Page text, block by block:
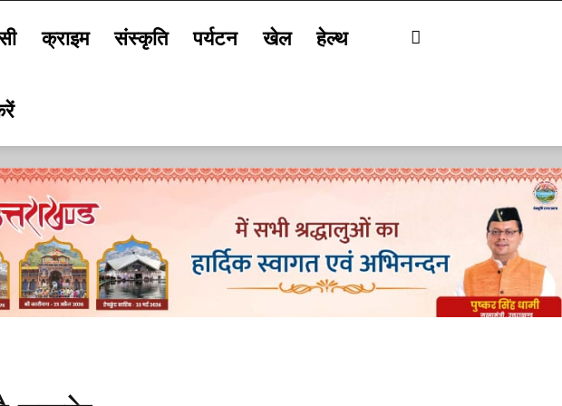
क्राइम संस्कृति पर्यटन खेल हेल्थ